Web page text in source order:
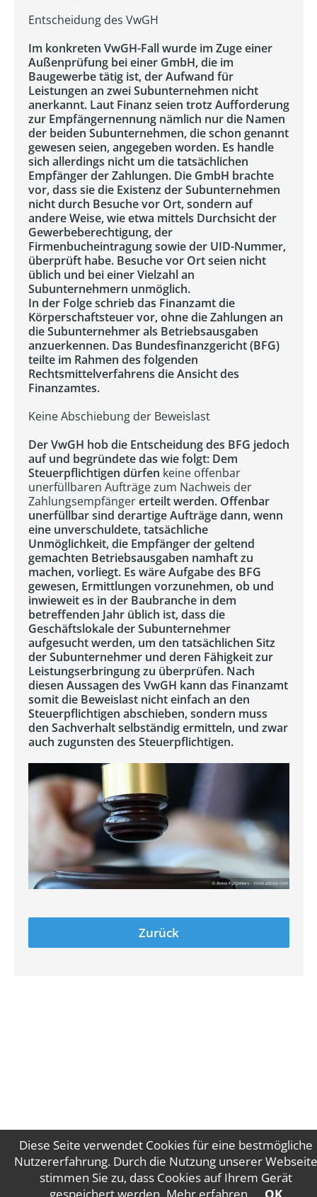
Diese Seite verwendet Cookies für eine bestmögliche
Nutzererfahrung. Durch die Nutzung unserer Webseite
stimmen Sie zu, dass Cookies auf Ihrem Gerät
Entscheidung des VwGH
Im konkreten VwGH-Fall wurde im Zuge einer
Außenprüfung bei einer GmbH, die im
Baugewerbe tätig ist, der Aufwand für
Leistungen an zwei Subunternehmen nicht
anerkannt. Laut Finanz seien trotz Aufforderung
zur Empfängernennung nämlich nur die Namen
der beiden Subunternehmen, die schon genannt
gewesen seien, angegeben worden. Es handle
sich allerdings nicht um die tatsächlichen
Empfänger der Zahlungen. Die GmbH brachte
vor, dass sie die Existenz der Subunternehmen
nicht durch Besuche vor Ort, sondern auf
andere Weise, wie etwa mittels Durchsicht der
Gewerbeberechtigung, der
Firmenbucheintragung sowie der UID-Nummer,
überprüft habe. Besuche vor Ort seien nicht
üblich und bei einer Vielzahl an
Subunternehmern unmöglich.
In der Folge schrieb das Finanzamt die
Körperschaftsteuer vor, ohne die Zahlungen an
die Subunternehmer als Betriebsausgaben
anzuerkennen. Das Bundesfinanzgericht (BFG)
teilte im Rahmen des folgenden
Rechtsmittelverfahrens die Ansicht des
Finanzamtes.
Keine Abschiebung der Beweislast
Der VwGH hob die Entscheidung des BFG jedoch
auf und begründete das wie folgt: Dem
Steuerpflichtigen dürfen keine offenbar
unerfüllbaren Aufträge zum Nachweis der
Zahlungsempfängererteilt werden. Offenbar
unerfüllbar sind derartige Aufträge dann, wenn
eine unverschuldete, tatsächliche
Unmöglichkeit, die Empfänger der geltend
gemachten Betriebsausgaben namhaft zu
machen, vorliegt. Es wäre Aufgabe des BFG
gewesen, Ermittlungen vorzunehmen, ob und
inwieweit es in der Baubranche in dem
betreffenden Jahr üblich ist, dass die
Geschäftslokale der Subunternehmer
aufgesucht werden, um den tatsächlichen Sitz
der Subunternehmer und deren Fähigkeit zur
Leistungserbringung zu überprüfen. Nach
diesen Aussagen des VwGH kann das Finanzamt
somit die Beweislast nicht einfach an den
Steuerpflichtigen abschieben, sondern muss
den Sachverhalt selbständig ermitteln, und zwar
auch zugunsten des Steuerpflichtigen.
Zurück
Impressum Datenschutz